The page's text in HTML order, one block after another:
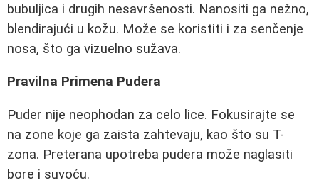
bubuljica i drugih nesavršenosti. Nanositi ga nežno,
blendirajući u kožu. Može se koristiti i za senčenje
nosa, što ga vizuelno sužava.
Pravilna Primena Pudera
Puder nije neophodan za celo lice. Fokusirajte se
na zone koje ga zaista zahtevaju, kao što su T-
zona. Preterana upotreba pudera može naglasiti
bore i suvoću.